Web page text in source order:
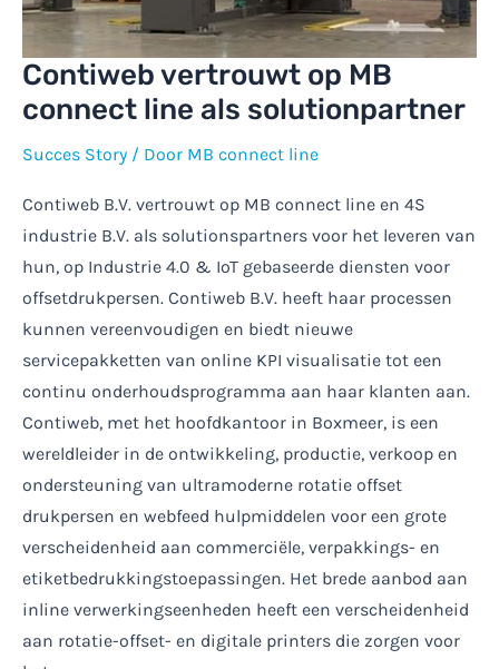
Contiweb vertrouwt op MB
connect line als solutionpartner
Succes Story / Door MB connect line
Contiweb B.V. vertrouwt op MB connect line en 4S
industrie B.V. als solutionspartners voor het leveren van
hun, op Industrie 4.0 & IoT gebaseerde diensten voor
offsetdrukpersen. Contiweb B.V. heeft haar processen
kunnen vereenvoudigen en biedt nieuwe
servicepakketten van online KPI visualisatie tot een
continu onderhoudsprogramma aan haar klanten aan.
Contiweb, met het hoofdkantoor in Boxmeer, is een
wereldleider in de ontwikkeling, productie, verkoop en
ondersteuning van ultramoderne rotatie offset
drukpersen en webfeed hulpmiddelen voor een grote
verscheidenheid aan commerciële, verpakkings- en
etiketbedrukkingstoepassingen. Het brede aanbod aan
inline verwerkingseenheden heeft een verscheidenheid
aan rotatie-offset- en digitale printers die zorgen voor